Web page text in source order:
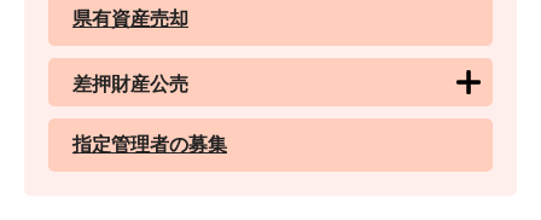
県有資産売却
差押財産公売
指定管理者の募集